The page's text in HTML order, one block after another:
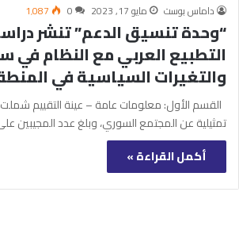
داماس بوست مايو 17, 2023 0 1٬087
“وحدة تنسيق الدعم” تنشر
التطبیع العربي مع النظام في
والتغیرات السیاسیة في
القسم الأول: معلومات عامة – عینة التقییم
تمثیلیة عن المجتمع السوري، وبلغ عدد المجیبين
أكمل القراءة »